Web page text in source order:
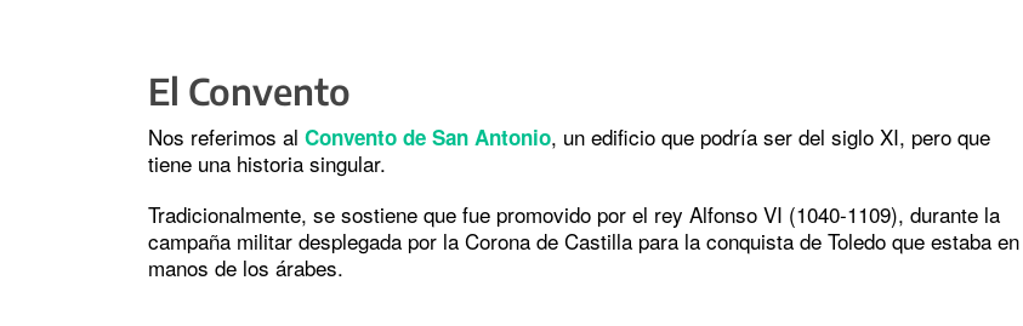
El Convento
Nos referimos al Convento de San Antonio, un edificio que podría ser del siglo XI, pero que
tiene una historia singular.
Tradicionalmente, se sostiene que fue promovido por el rey Alfonso VI (1040-1109), durante la
campaña militar desplegada por la Corona de Castilla para la conquista de Toledo que estaba en
manos de los árabes.